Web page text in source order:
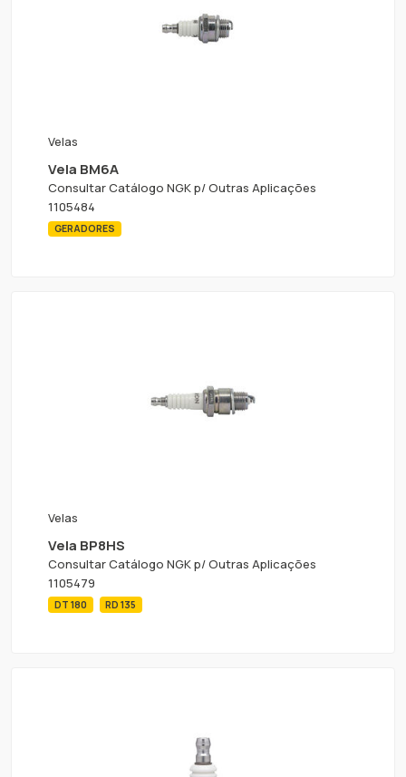
Velas
Vela BM6A
Consultar Catálogo NGK p/ Outras Aplicações
1105484
GERADORES
Velas
Vela BP8HS
Consultar Catálogo NGK p/ Outras Aplicações
1105479
DT 180 RD 135